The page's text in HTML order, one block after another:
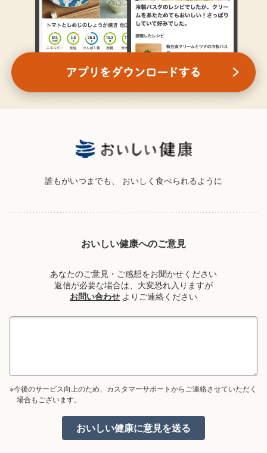
誰もがいつまでも、 おいしく食べられるように
おいしい健康へのご意見
あなたのご意見・ご感想をお聞かせください
返信が必要な場合は、大変恐れ入りますが
お問い合わせ よりご連絡ください
※今後のサービス向上のため、カスタマーサポートからご連絡させていただく
場合もございます。